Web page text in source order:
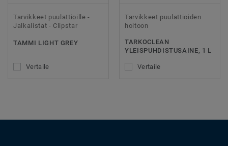
Tarvikkeet puulattioille -
Jalkalistat - Clipstar
TAMMI LIGHT GREY
Vertaile
Tarvikkeet puulattioiden
hoitoon
TARKOCLEAN
YLEISPUHDISTUSAINE, 1 L
Vertaile